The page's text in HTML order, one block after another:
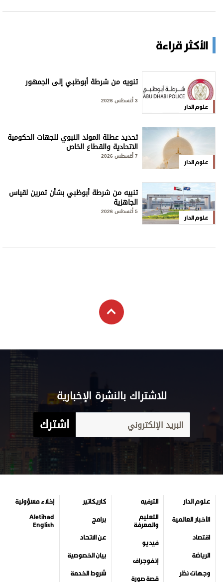
الأكثر قراءة
علوم الدار
تنويه من شرطة أبوظبي إلى الجمهور
علوم الدار
تحديد عطلة المولد النبوي للجهات الحكومية
الاتحادية والقطاع الخاص
علوم الدار
تنبيه من شرطة أبوظبي بشأن تمرين لقياس
الجاهزية
5 أغسطس 2026
للاشتراك بالنشرة الإخبارية
اشترك
علوم الدار
الأخبار العالمية
اقتصاد
الرياضة
وجهات نظر
الترفيه
التعليم
والمعرفة
فيديو
إنفوجراف
قصة صورة
كاريكاتير
برامج
عن الاتحاد
بيان الخصوصية
شروط الخدمة
إخلاء مسؤولية
Aletihad
English